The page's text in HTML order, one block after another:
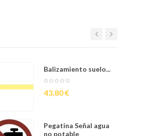
Señal literal de Salida
+...
Señal 'No Exit' Clase B
Balizamiento suelo...
Precio
43,80 €
Pegatina Señal agua
no potable